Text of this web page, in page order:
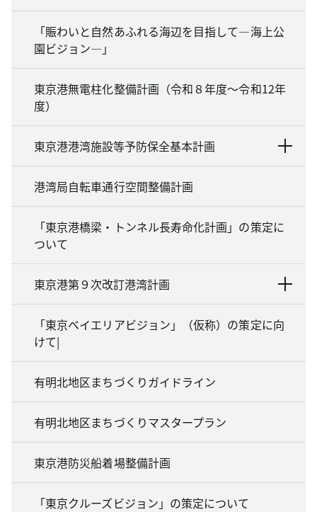
「賑わいと自然あふれる海辺を目指して―海上公
園ビジョン―」
東京港無電柱化整備計画（令和８年度～令和12年
度）
東京港港湾施設等予防保全基本計画
港湾局自転車通行空間整備計画
「東京港橋梁・トンネル長寿命化計画」の策定に
ついて
東京港第９次改訂港湾計画
「東京ベイエリアビジョン」（仮称）の策定に向
けて|
有明北地区まちづくりガイドライン
有明北地区まちづくりマスタープラン
東京港防災船着場整備計画
「東京クルーズビジョン」の策定について